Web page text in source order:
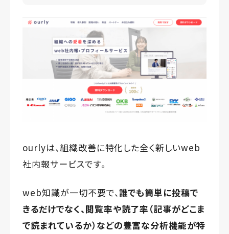
ourlyは、組織改善に特化した全く新しいweb
社内報サービスです。
web知識が一切不要で、誰でも簡単に投稿で
きるだけでなく、閲覧率や読了率（記事がどこま
で読まれているか）などの豊富な分析機能が特